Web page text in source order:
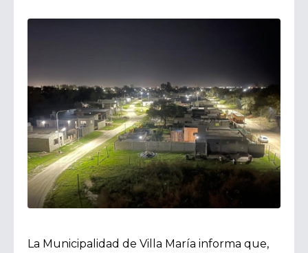
La Municipalidad de Villa María informa que,